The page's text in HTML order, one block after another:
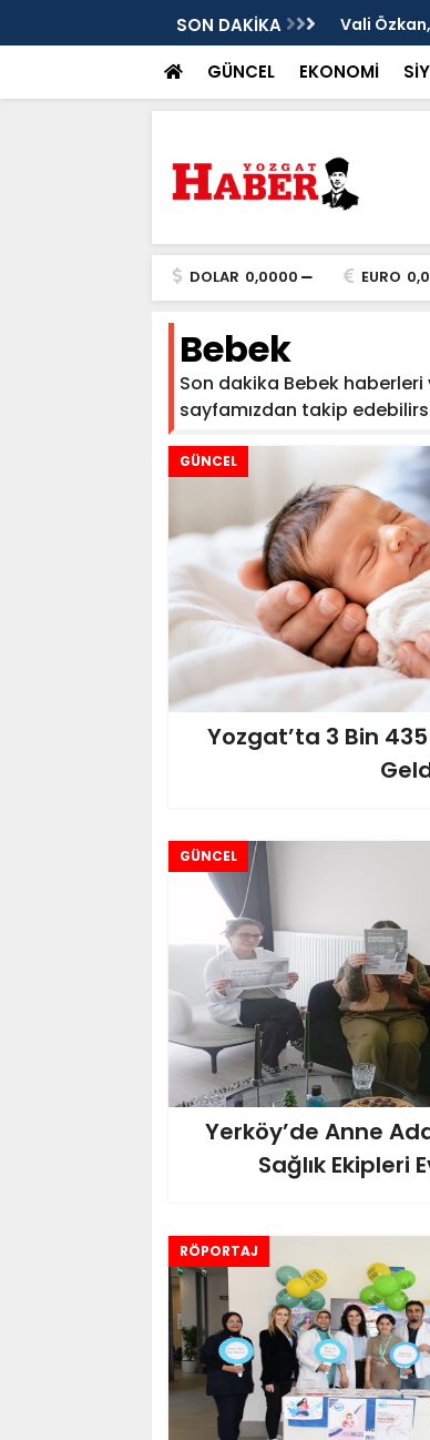
SON DAKİKA Vali
GÜNCEL EKONOMİ
DOLAR 0,0000 EURO
Bebek
Son dakika Bebek
sayfamızdan takip
GÜNCEL
Yozgat’ta 3 Bin
GÜNCEL
Yerköy’de Anne
Sağlık Ekipleri
RÖPORTAJ